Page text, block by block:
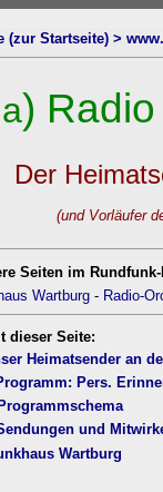
(zur Startseite) >
a)
Vorläufer des
Seiten im
Wartburg - Radio-
dieser Seite:
Heimatsender an
Pers.
Programmschema
und
Wartburg